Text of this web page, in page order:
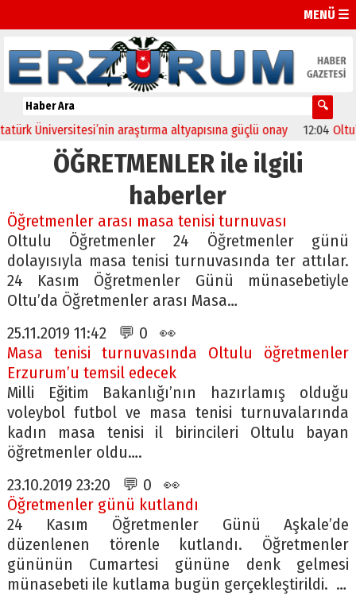
MENÜ ☰
Üniversitesi’nin araştırma altyapısına güçlü onay 12:04 Oltu’da
ÖĞRETMENLER ile ilgili
haberler
Öğretmenler arası masa tenisi turnuvası
Oltulu Öğretmenler 24 Öğretmenler günü
dolayısıyla masa tenisi turnuvasında ter attılar.
24 Kasım Öğretmenler Günü münasebetiyle
Oltu’da Öğretmenler arası Masa…
25.11.2019 11:42 💬 0 👀
Masa tenisi turnuvasında Oltulu öğretmenler
Erzurum’u temsil edecek
Milli Eğitim Bakanlığı’nın hazırlamış olduğu
voleybol futbol ve masa tenisi turnuvalarında
kadın masa tenisi il birincileri Oltulu bayan
öğretmenler oldu….
23.10.2019 23:20 💬 0 👀
Öğretmenler günü kutlandı
24 Kasım Öğretmenler Günü Aşkale’de
düzenlenen törenle kutlandı. Öğretmenler
gününün Cumartesi gününe denk gelmesi
münasebeti ile kutlama bugün gerçekleştirildi. …